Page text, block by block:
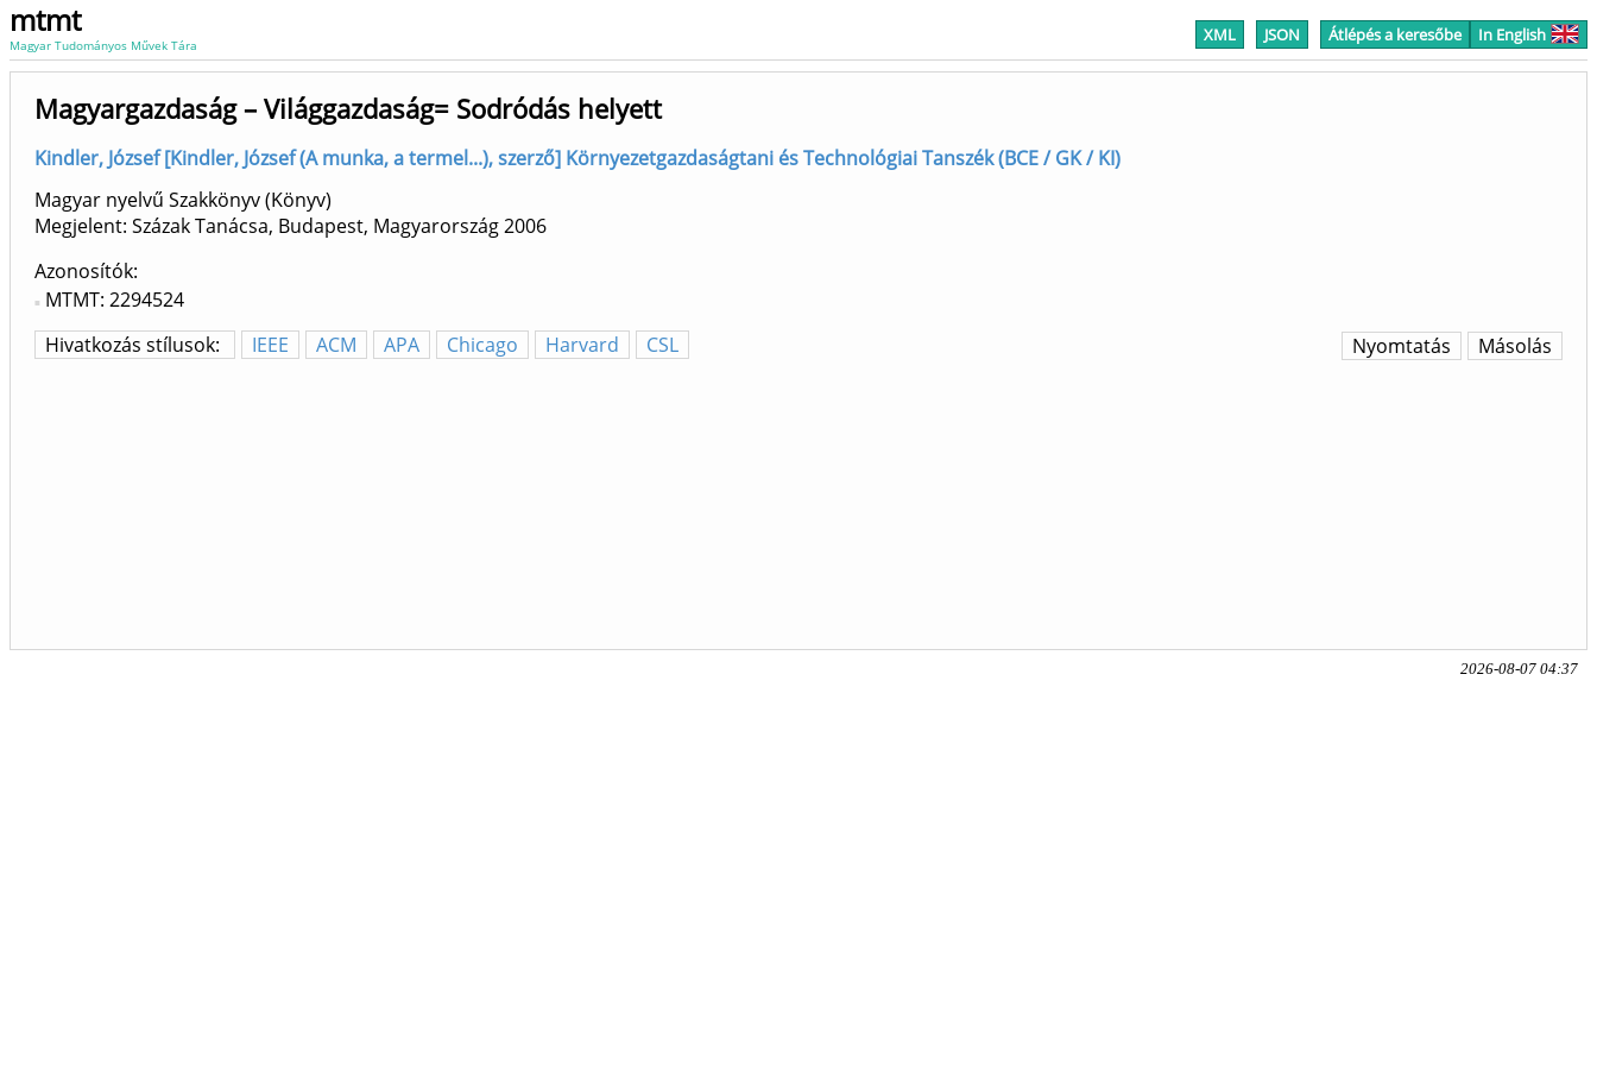
mtmt
Magyar Tudományos Művek Tára XML JSON Átlépés a keresőbe In English
Magyargazdaság – Világgazdaság= Sodródás helyett
Kindler, József [Kindler, József (A munka, a termel...), szerző] Környezetgazdaságtani és Technológiai Tanszék (BCE / GK / KI)
Magyar nyelvű Szakkönyv (Könyv)
Megjelent: Százak Tanácsa, Budapest, Magyarország2006
Azonosítók
MTMT: 2294524
Hivatkozás stílusok:
IEEE ACM APA Chicago Harvard CSL Másolás
Nyomtatás
2026-08-07 04:37